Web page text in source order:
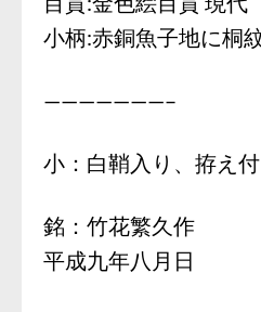
小柄:赤銅魚子地に桐
———————–
小：白鞘入り、拵え付
銘：竹花繁久作
平成九年八月日